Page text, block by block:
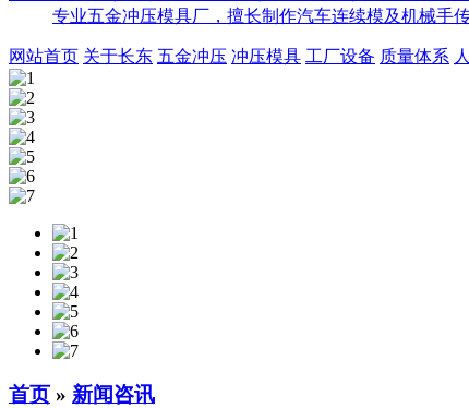
专业五金冲压模具厂，擅长制作汽车连续模及机械手
网站首页 关于长东 五金冲压 冲压模具 工厂设备 质量体系
首页 » 新闻咨讯